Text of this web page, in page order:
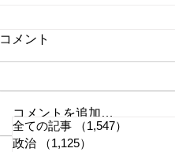
コメント
コメントを追加…
全ての記事
（1,547）
政治
（1,125）